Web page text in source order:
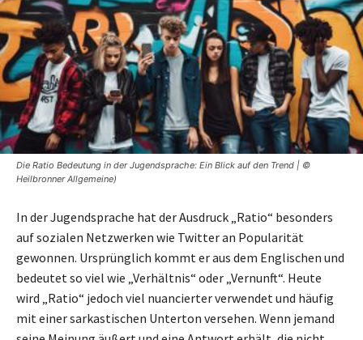
Die Ratio Bedeutung in der Jugendsprache: Ein Blick auf den Trend | ©
Heilbronner Allgemeine)
In der Jugendsprache hat der Ausdruck „Ratio“ besonders
auf sozialen Netzwerken wie Twitter an Popularität
gewonnen. Ursprünglich kommt er aus dem Englischen und
bedeutet so viel wie „Verhältnis“ oder „Vernunft“. Heute
wird „Ratio“ jedoch viel nuancierter verwendet und häufig
mit einer sarkastischen Unterton versehen. Wenn jemand